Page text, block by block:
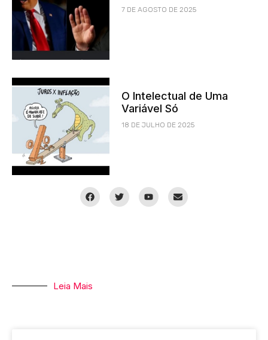
7 DE AGOSTO DE 2025
O Intelectual de Uma
Variável Só
18 DE JULHO DE 2025
Leia Mais